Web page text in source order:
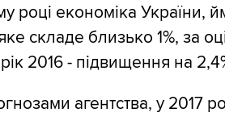
році економіка України,
складе близько 1%, за
2016 - підвищення на
агентства, у 2017